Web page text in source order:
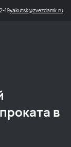
19yakutsk@zvezdamk.ru
в